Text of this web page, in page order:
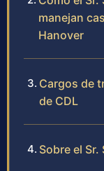
manejan
Hanover
Cargos de
de CDL
Sobre el